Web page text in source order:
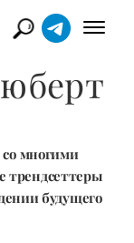
со многими
трендсеттеры
будущего